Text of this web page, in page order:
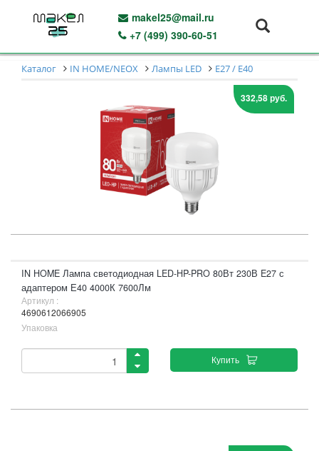
makel25@mail.ru
+7 (499) 390-60-51
Каталог IN HOME/NEOX Лампы LED E27 / E40
332,58 руб.
IN HOME Лампа светодиодная LED-HP-PRO 80Вт 230В E27 с
адаптером Е40 4000К 7600Лм
Артикул :
4690612066905
Упаковка
Купить